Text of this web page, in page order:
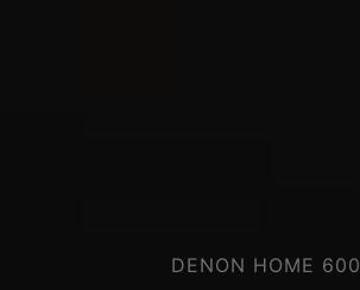
DENON HOME 600